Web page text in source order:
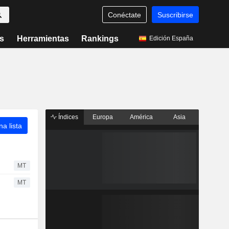
Conéctate Suscribirse
Herramientas Rankings Edición España
lista
MT
MT
Índices Europa América Asia